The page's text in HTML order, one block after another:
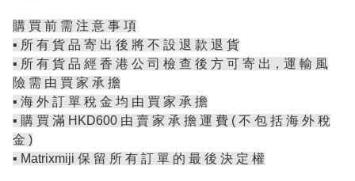
購 買 前 需 注 意 事 項
▪️ 所 有 貨 品 寄 出 後 將 不 設 退 款 退 貨
▪️ 所 有 貨 品 經 香 港 公 司 檢 查 後 方 可 寄 出，運 輸 風
險 需 由 買 家 承 擔
▪️ 海 外 訂 單 稅 金 均 由 買 家 承 擔
▪️ 購 買 滿 HKD600 由 賣 家 承 擔 運 費 ( 不 包 括 海 外 稅
金 )
▪️ Matrixmiji 保 留 所 有 訂 單 的 最 後 決 定 權